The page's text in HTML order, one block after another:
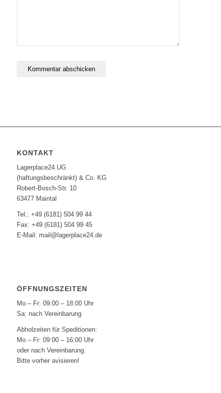
KONTAKT
Lagerplace24 UG
(haftungsbeschränkt) & Co. KG
Robert-Bosch-Str. 10
63477 Maintal
Tel.: +49 (6181) 504 99 44
Fax: +49 (6181) 504 99 45
E-Mail: mail@lagerplace24.de
ÖFFNUNGSZEITEN
Mo – Fr: 09:00 – 18:00 Uhr
Sa: nach Vereinbarung
Abholzeiten für Speditionen:
Mo – Fr: 09:00 – 16:00 Uhr
oder nach Vereinbarung.
Bitte vorher avisieren!